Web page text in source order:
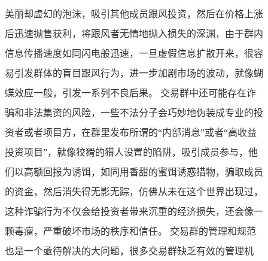
美丽却虚幻的泡沫，吸引其他成员跟风投资，然后在价格上涨
后迅速抛售获利，将跟风者无情地抛入损失的深渊，由于群内
信息传播速度如同闪电般迅速，一旦虚假信息扩散开来，很容
易引发群体的盲目跟风行为，进一步加剧市场的波动，就像蝴
蝶效应一般，引发一系列不良后果。 交易群中还可能存在诈
骗和非法集资的风险，一些不法分子会巧妙地伪装成专业的投
资者或者项目方，在群里发布所谓的“内部消息”或者“高收益
投资项目”，就像狡猾的猎人设置的陷阱，吸引成员参与，他
们以高额回报为诱饵，如同用香甜的蜜饵诱惑猎物，骗取成员
的资金，然后消失得无影无踪，仿佛从未在这个世界出现过，
这种诈骗行为不仅会给投资者带来沉重的经济损失，还会像一
颗毒瘤，严重破坏市场的秩序和信任。 交易群的管理和规范
也是一个亟待解决的大问题，很多交易群缺乏有效的管理机